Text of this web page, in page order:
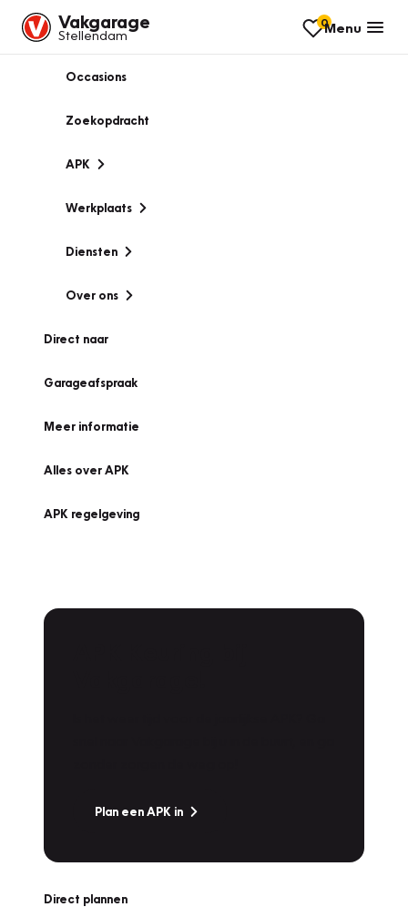
Vakgarage
Stellendam
0Menu
Occasions
Zoekopdracht
APK
Werkplaats
Diensten
Over ons
Direct naar
Garageafspraak
Meer informatie
Alles over APK
APK regelgeving
Plan een APK in
Direct plannen